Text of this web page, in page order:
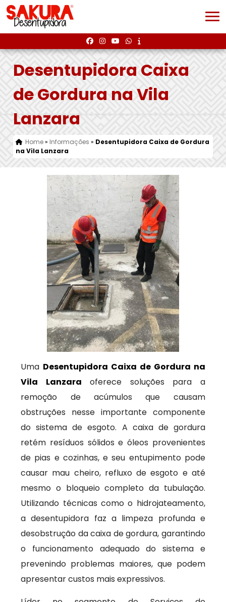
Desentupidora Caixa
de Gordura na Vila
Lanzara
Home» Informações » Desentupidora Caixa de Gordura
na Vila Lanzara
Uma Desentupidora Caixa de Gordura na
Vila Lanzara oferece soluções para a
remoção de acúmulos que causam
obstruções nesse importante componente
do sistema de esgoto. A caixa de gordura
retém resíduos sólidos e óleos provenientes
de pias e cozinhas, e seu entupimento pode
causar mau cheiro, refluxo de esgoto e até
mesmo o bloqueio completo da tubulação.
Utilizando técnicas como o hidrojateamento,
a desentupidora faz a limpeza profunda e
desobstrução da caixa de gordura, garantindo
o funcionamento adequado do sistema e
prevenindo problemas maiores, que podem
apresentar custos mais expressivos.